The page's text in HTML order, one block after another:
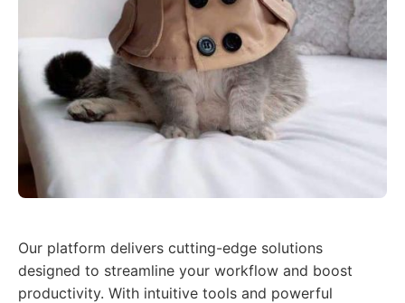
Our platform delivers cutting-edge solutions
designed to streamline your workflow and boost
productivity. With intuitive tools and powerful